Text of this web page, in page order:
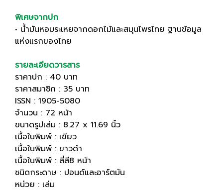
พิเศษจากปก
• น้ำมันหอมระเหยจากดอกไม้และสมุนไพรไทย ฐานข้อมูล
แห่งแรกของไทย
รายละเอียดวารสาร
ราคาปก : 40 บาท
ราคาสมาชิก : 35 บาท
ISSN : 1905-5080
จำนวน : 72 หน้า
ขนาดรูปเล่ม : 8.27 x 11.69 นิ้ว
เนื้อในพิมพ์ : เขียว
เนื้อในพิมพ์ : ขาวดำ
เนื้อในพิมพ์ : สี่สี8 หน้า
ชนิดกระดาษ : ปอนด์และอาร์ตมัน
หน่วย : เล่ม